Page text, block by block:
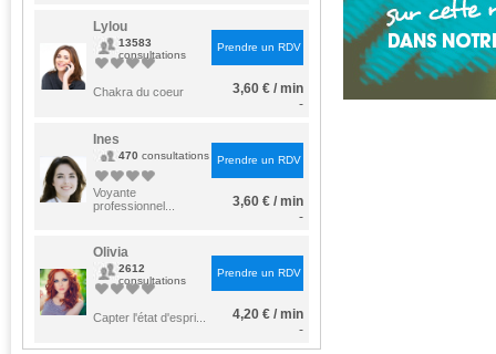
Lylou
13583
consultations
Chakra du coeur
Prendre un RDV
3,60 € / min
-
Ines
470 consultations
Voyante
professionnel...
Prendre un RDV
3,60 € / min
-
Olivia
2612
consultations
Capter l'état d'espri...
Prendre un RDV
4,20 € / min
-